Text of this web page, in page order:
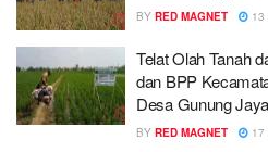
BY RED MAGNET 13
Telat Olah Tanah
dan BPP
Desa Gunung Jaya
BY RED MAGNET 17